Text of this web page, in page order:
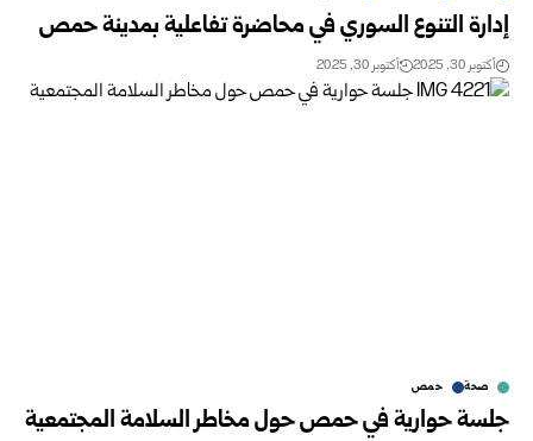
إدارة التنوع السوري في محاضرة تفاعلية بمدينة حمص
أكتوبر 30, 2025 أكتوبر 30, 2025
صحة حمص
جلسة حوارية في حمص حول مخاطر السلامة المجتمعية